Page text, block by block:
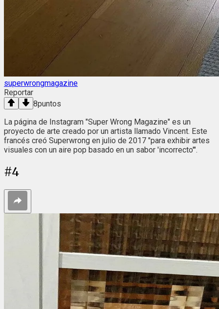
superwrongmagazine
Reportar
8puntos
La página de Instagram "Super Wrong Magazine" es un
proyecto de arte creado por un artista llamado Vincent. Este
francés creó Superwrong en julio de 2017 "para exhibir artes
visuales con un aire pop basado en un sabor 'incorrecto'".
#4